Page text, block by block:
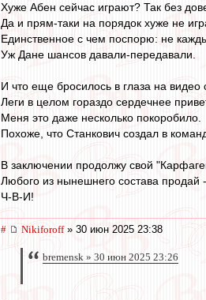
Хуже Абен сейчас играют? Так без
Да и прям-таки на порядок хуже не
Единственное с чем поспорю: не
Уж Дане шансов давали-передавали.
И что еще бросилось в глаза на видео
Леги в целом гораздо сердечнее
Меня это даже несколько покоробило.
Похоже, что Станкович создал в
В заключении продолжу свой
Любого из нынешнего состава продай
Ч-В-И!
# Nikiforoff» 30 июн 2025 23:38
bremensk » 30 июн 2025 23:26